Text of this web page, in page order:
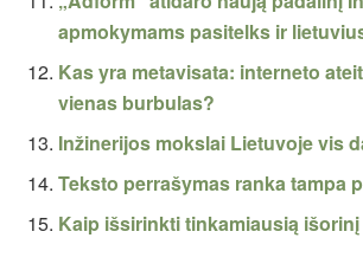
apmokymams pasitelks ir
Kas yra metavisata: interneto
vienas burbulas?
Inžinerijos mokslai Lietuvoje vis
Teksto perrašymas ranka tampa
Kaip išsirinkti tinkamiausią